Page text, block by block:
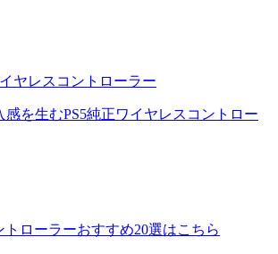
イヤレスコントローラー
感を生むPS5純正ワイヤレスコントロー
トローラーおすすめ20選はこちら